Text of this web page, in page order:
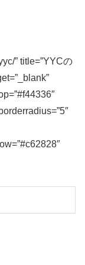
” title=”YYCの